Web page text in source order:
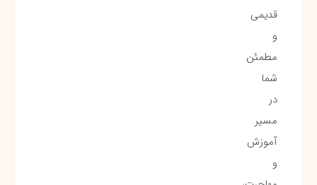
قدیمی
و
مطمئن
شما
در
مسیر
آموزش
و